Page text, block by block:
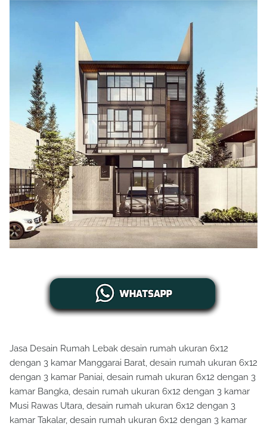
Jasa Desain Rumah Lebak desain rumah ukuran 6x12
dengan 3 kamar Manggarai Barat, desain rumah ukuran 6x12
dengan 3 kamar Paniai, desain rumah ukuran 6x12 dengan 3
kamar Bangka, desain rumah ukuran 6x12 dengan 3 kamar
Musi Rawas Utara, desain rumah ukuran 6x12 dengan 3
kamar Takalar, desain rumah ukuran 6x12 dengan 3 kamar